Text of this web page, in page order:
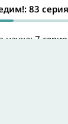
83
наука: 7